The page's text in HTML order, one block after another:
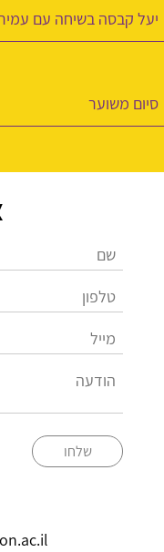
יעל קבסה בשיחה עם עמיר
סיום משוער
שלחו